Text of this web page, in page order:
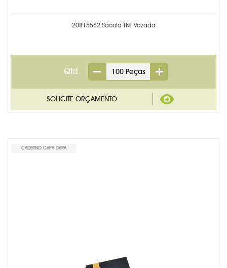
20815562 Sacola TNT Vazada
Qtd.
CADERNO CAPA DURA